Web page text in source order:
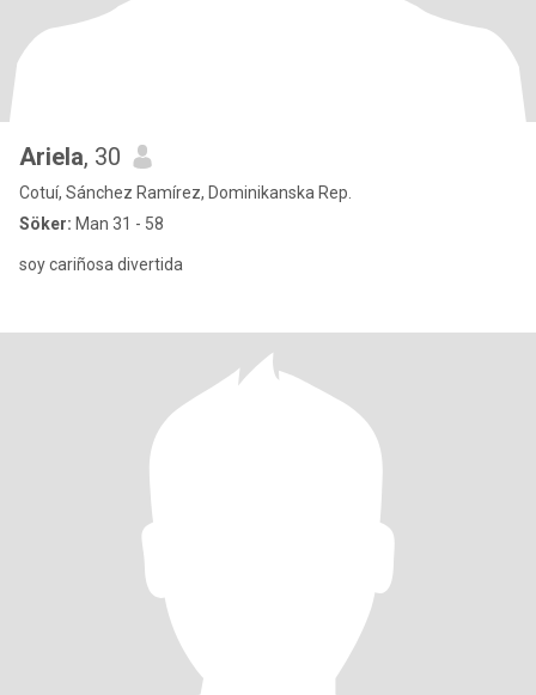
Ariela, 30
Cotuí, Sánchez Ramírez, Dominikanska Rep.
Söker: Man 31 - 58
soy cariñosa divertida